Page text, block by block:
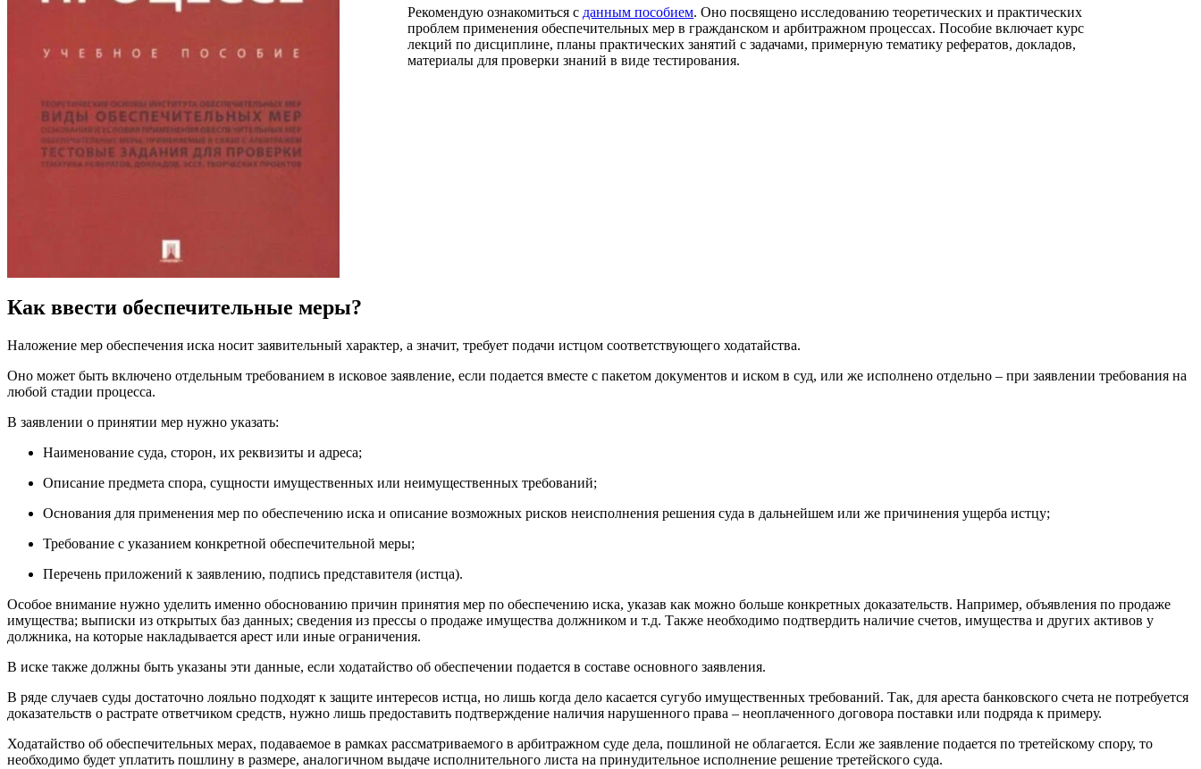
Рекомендую ознакомиться с данным пособием. Оно посвящено исследованию теоретических и практических
проблем применения обеспечительных мер в гражданском и арбитражном процессах. Пособие включает курс
лекций по дисциплине, планы практических занятий с задачами, примерную тематику рефератов, докладов,
материалы для проверки знаний в виде тестирования.
Как ввести обеспечительные меры?
Наложение мер обеспечения иска носит заявительный характер, а значит, требует подачи истцом соответствующего ходатайства.
Оно может быть включено отдельным требованием в исковое заявление, если подается вместе с пакетом документов и иском в суд, или же исполнено отдельно – при заявлении требования на
любой стадии процесса.
В заявлении о принятии мер нужно указать:
Наименование суда, сторон, их реквизиты и адреса;
Описание предмета спора, сущности имущественных или неимущественных требований;
Основания для применения мер по обеспечению иска и описание возможных рисков неисполнения решения суда в дальнейшем или же причинения ущерба истцу;
Требование с указанием конкретной обеспечительной меры;
Перечень приложений к заявлению, подпись представителя (истца).
Особое внимание нужно уделить именно обоснованию причин принятия мер по обеспечению иска, указав как можно больше конкретных доказательств. Например, объявления по продаже
имущества; выписки из открытых баз данных; сведения из прессы о продаже имущества должником и т.д. Также необходимо подтвердить наличие счетов, имущества и других активов у
должника, на которые накладывается арест или иные ограничения.
В иске также должны быть указаны эти данные, если ходатайство об обеспечении подается в составе основного заявления.
В ряде случаев суды достаточно лояльно подходят к защите интересов истца, но лишь когда дело касается сугубо имущественных требований. Так, для ареста банковского счета не потребуется
доказательств о растрате ответчиком средств, нужно лишь предоставить подтверждение наличия нарушенного права – неоплаченного договора поставки или подряда к примеру.
Ходатайство об обеспечительных мерах, подаваемое в рамках рассматриваемого в арбитражном суде дела, пошлиной не облагается. Если же заявление подается по третейскому спору, то
необходимо будет уплатить пошлину в размере, аналогичном выдаче исполнительного листа на принудительное исполнение решение третейского суда.